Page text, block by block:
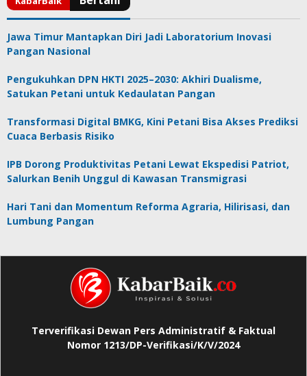
Jawa Timur Mantapkan Diri Jadi Laboratorium Inovasi
Pangan Nasional
Pengukuhkan DPN HKTI 2025–2030: Akhiri Dualisme,
Satukan Petani untuk Kedaulatan Pangan
Transformasi Digital BMKG, Kini Petani Bisa Akses Prediksi
Cuaca Berbasis Risiko
IPB Dorong Produktivitas Petani Lewat Ekspedisi Patriot,
Salurkan Benih Unggul di Kawasan Transmigrasi
Hari Tani dan Momentum Reforma Agraria, Hilirisasi, dan
Lumbung Pangan
Terverifikasi Dewan Pers Administratif & Faktual
Nomor 1213/DP-Verifikasi/K/V/2024